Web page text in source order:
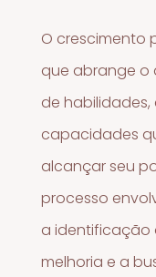
O crescimento
que abrange o
de
capacidades
alcançar seu
processo
a identificação
melhoria e a